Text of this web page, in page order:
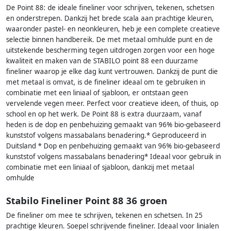
De Point 88: de ideale fineliner voor schrijven, tekenen, schetsen
en onderstrepen. Dankzij het brede scala aan prachtige kleuren,
waaronder pastel- en neonkleuren, heb je een complete creatieve
selectie binnen handbereik. De met metaal omhulde punt en de
uitstekende bescherming tegen uitdrogen zorgen voor een hoge
kwaliteit en maken van de STABILO point 88 een duurzame
fineliner waarop je elke dag kunt vertrouwen. Dankzij de punt die
met metaal is omvat, is de fineliner ideaal om te gebruiken in
combinatie met een liniaal of sjabloon, er ontstaan geen
vervelende vegen meer. Perfect voor creatieve ideen, of thuis, op
school en op het werk. De Point 88 is extra duurzaam, vanaf
heden is de dop en penbehuizing gemaakt van 96% bio-gebaseerd
kunststof volgens massabalans benadering.* Geproduceerd in
Duitsland * Dop en penbehuizing gemaakt van 96% bio-gebaseerd
kunststof volgens massabalans benadering* Ideaal voor gebruik in
combinatie met een liniaal of sjabloon, dankzij met metaal
omhulde
Stabilo Fineliner Point 88 36 groen
De fineliner om mee te schrijven, tekenen en schetsen. In 25
prachtige kleuren. Soepel schrijvende fineliner. Ideaal voor linialen